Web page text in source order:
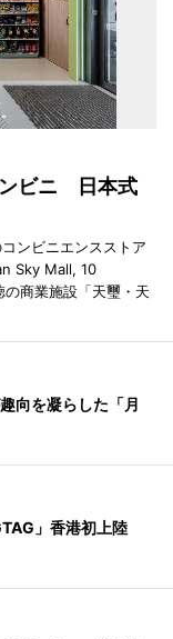
ンビニ 日本式
ンビニエンスストア
Sky Mall, 10
商業施設「天璽・天
向を凝らした「月
」香港初上陸